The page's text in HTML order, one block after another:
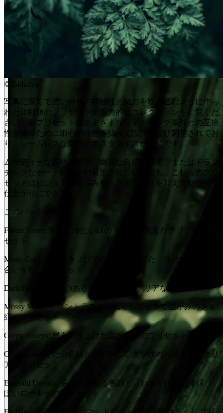
© Bidzilya
写真に深くて濃い緑色の神秘性と魅力を吹き込むように作ら
れた10種類のプリセットの魅力的なコレクションをご覧くだ
さい。各プリセットはさまざまなライティング条件との互換
性を保つために細心の注意を払って設計および調整されてお
り、シームレスな適用とカスタマイズが可能です。
ムーディーな森林の美学、幽玄な自然の風景、またはドラマ
チックなポートレートの背景が欲しい時でも、これらのプリ
セットはビジュアルに深みやミステリーさを加えて魅惑的な
仕上がりにできます。
このパックの内容:
Forest Tones: 豊かで冷たい緑のトーンを備えたクリアなプリ
セット
Minty Cold: 黒を引き上げて白を引き下げた、冷たい緑の色
合いを持つプリセット
Dark Fern: 温かみのある緑の色合いのクリアなプリセット
Mossy Mystery: コントラストが低く、リッチで温かみのある
緑のプリセット
Green Valleys: 黒を引き上げた温かい緑のプリセット
Olive Hues: 冷たい色調とわずかに彩度を強めた緑を含むクリ
アなプリセット
Emerald Dreams: 温かみのある色調と、わずかに冷たく緑っ
ぽいローキーのプリセット